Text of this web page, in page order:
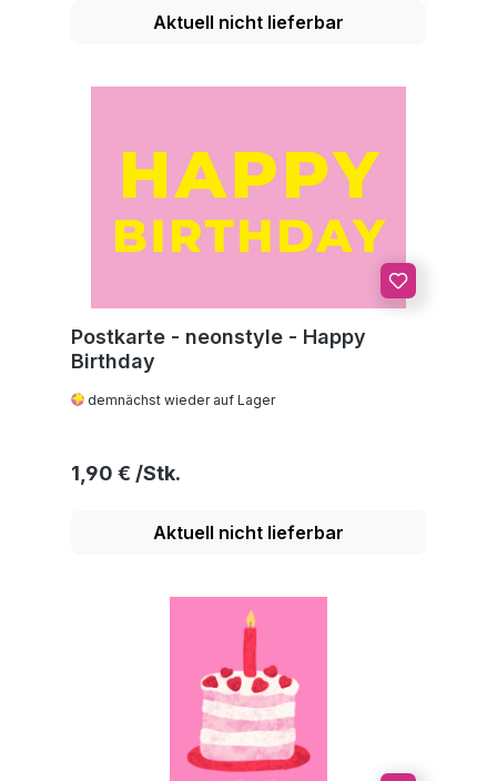
Aktuell nicht lieferbar
Postkarte - neonstyle - Happy
Birthday
demnächst wieder auf Lager
Regulärer Preis:
1,90 €
Aktuell nicht lieferbar